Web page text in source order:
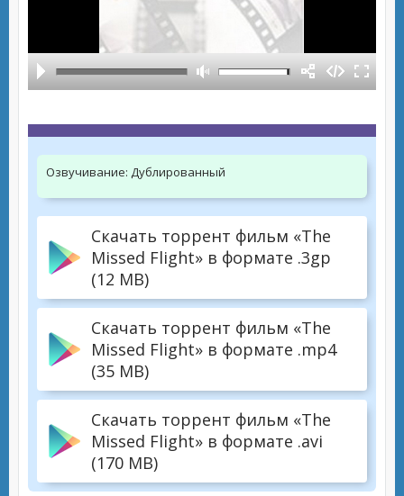
Озвучивание: Дублированный
Скачать торрент фильм «The
Missed Flight» в формате .3gp
(12 MB)
Скачать торрент фильм «The
Missed Flight» в формате .mp4
(35 MB)
Скачать торрент фильм «The
Missed Flight» в формате .avi
(170 MB)